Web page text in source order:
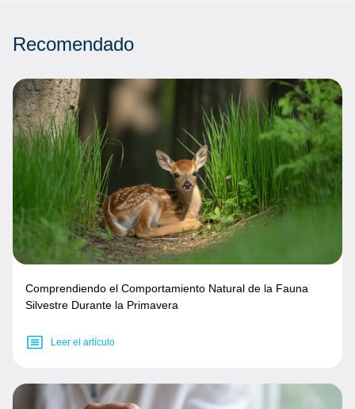
Recomendado
Comprendiendo el Comportamiento Natural de la Fauna
Silvestre Durante la Primavera
Leer el artículo